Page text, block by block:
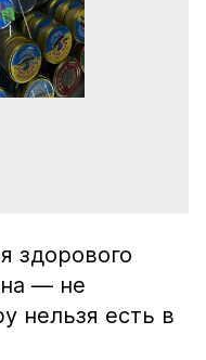
здорового
— не
нельзя есть в